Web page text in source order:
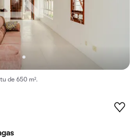
de 650 m².